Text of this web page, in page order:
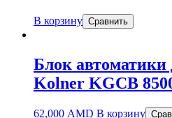
В корзину Сравнить
Блок автоматики
Kolner KGCB
62,000 AMD В корзину